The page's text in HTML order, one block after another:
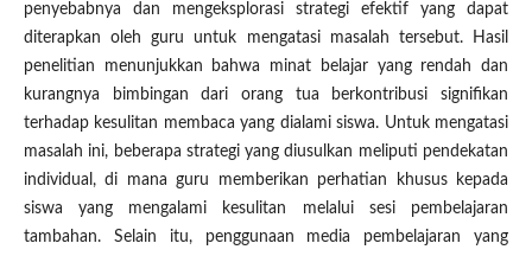
penyebabnya dan mengeksplorasi strategi efektif yang dapat
diterapkan oleh guru untuk mengatasi masalah tersebut. Hasil
penelitian menunjukkan bahwa minat belajar yang rendah dan
kurangnya bimbingan dari orang tua berkontribusi signifikan
terhadap kesulitan membaca yang dialami siswa. Untuk mengatasi
masalah ini, beberapa strategi yang diusulkan meliputi pendekatan
individual, di mana guru memberikan perhatian khusus kepada
siswa yang mengalami kesulitan melalui sesi pembelajaran
tambahan. Selain itu, penggunaan media pembelajaran yang